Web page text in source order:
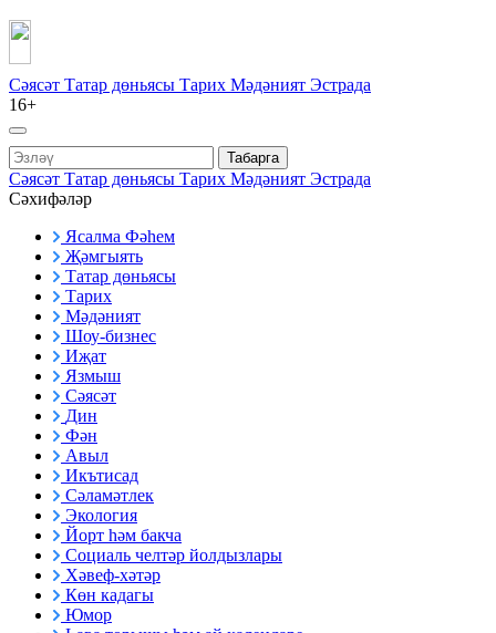
Сәясәт Татар дөньясы Тарих Мәдәният Эстрада
16+
Табарга
Сәясәт Татар дөньясы Тарих Мәдәният Эстрада
Сәхифәләр
Ясалма Фәһем
Җәмгыять
Татар дөньясы
Тарих
Мәдәният
Шоу-бизнес
Иҗат
Язмыш
Сәясәт
Дин
Фән
Авыл
Икътисад
Сәламәтлек
Экология
Йорт һәм бакча
Социаль челтәр йолдызлары
Хәвеф-хәтәр
Көн кадагы
Юмор